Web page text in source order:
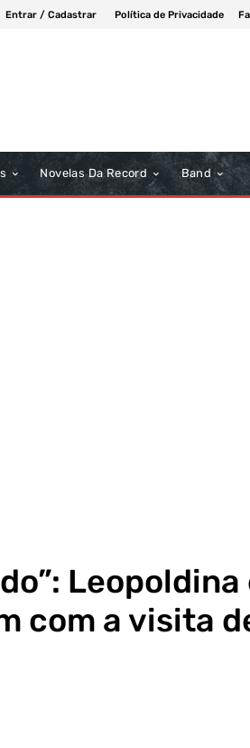
Entrar / Cadastrar Política de Privacidade
Novelas Da Record Band
Leopoldina
com a visita